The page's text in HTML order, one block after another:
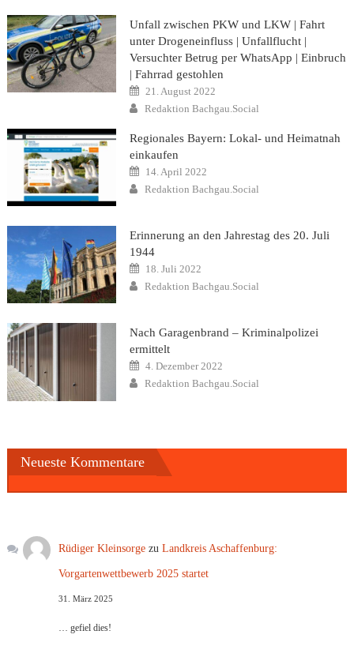
Unfall zwischen PKW und LKW | Fahrt
unter Drogeneinfluss | Unfallflucht |
Versuchter Betrug per WhatsApp | Einbruch
| Fahrrad gestohlen
Posted
on
21. August 2022
Author
Redaktion Bachgau.Social
Regionales Bayern: Lokal- und Heimatnah
einkaufen
Posted
on
14. April 2022
Author
Redaktion Bachgau.Social
Erinnerung an den Jahrestag des 20. Juli
1944
Posted
on
18. Juli 2022
Author
Redaktion Bachgau.Social
Nach Garagenbrand – Kriminalpolizei
ermittelt
Posted
on
4. Dezember 2022
Author
Redaktion Bachgau.Social
Neueste Kommentare
Rüdiger Kleinsorge zuLandkreis Aschaffenburg:
Vorgartenwettbewerb 2025 startet
31. März 2025
… gefiel dies!